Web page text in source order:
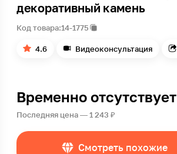
декоративный камень
Код товара:14-1775
4.6 Видеоконсультация
Временно отсутствует
Последняя цена — 1 243 ₽
Смотреть похожие